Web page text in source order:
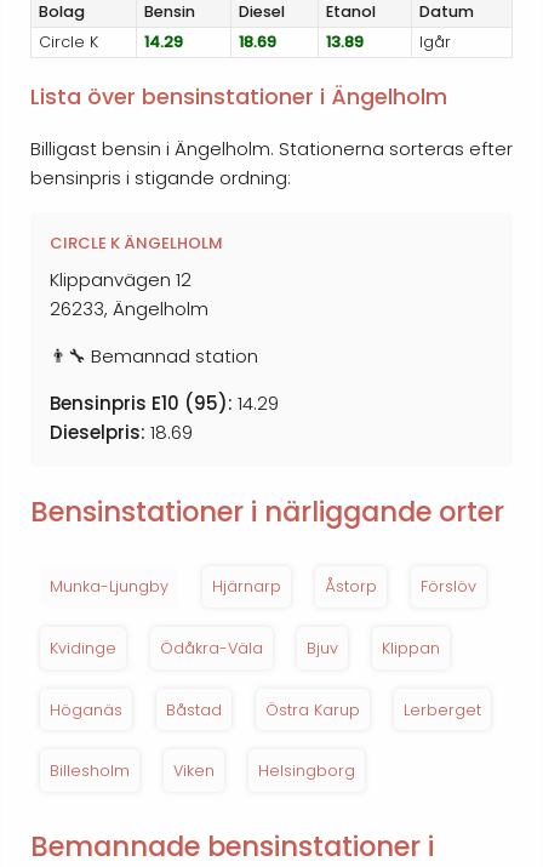
Bolag Bensin Diesel Etanol
Datum
Circle K
14.29 18.69 13.89 Igår
Lista över bensinstationer i Ängelholm
Billigast bensin i Ängelholm. Stationerna sorteras efter
bensinpris i stigande ordning:
CIRCLE K ÄNGELHOLM
Klippanvägen 12
26233, Ängelholm
👨‍🔧 Bemannad station
Bensinpris E10 (95): 14.29
Dieselpris: 18.69
Bensinstationer i närliggande orter
Munka-Ljungby Hjärnarp Åstorp Förslöv
Kvidinge Ödåkra-Väla Bjuv Klippan
Höganäs Båstad Östra Karup Lerberget
Billesholm Viken Helsingborg
Bemannade bensinstationer i